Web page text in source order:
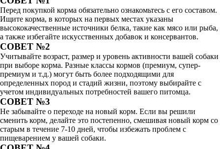
Перед покупкой корма обязательно ознакомьтесь с его составом.
Ищите корма, в которых на первых местах указаны
высококачественные источники белка, такие как мясо или рыба,
а также избегайте искусственных добавок и консервантов.
СОВЕТ №2
Учитывайте возраст, размер и уровень активности вашей собаки
при выборе корма. Разные классы кормов (премиум, супер-
премиум и т.д.) могут быть более подходящими для
определенных пород и стадий жизни, поэтому выбирайте с
учетом индивидуальных потребностей вашего питомца.
СОВЕТ №3
Не забывайте о переходе на новый корм. Если вы решили
сменить корм, делайте это постепенно, смешивая новый корм со
старым в течение 7-10 дней, чтобы избежать проблем с
пищеварением у вашей собаки.